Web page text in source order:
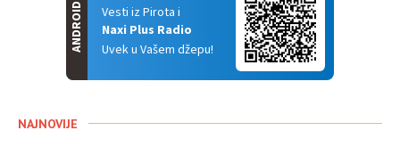
Vesti iz Pirota i
Naxi Plus Radio
Uvek u Vašem džepu!
ANDROID
NAJNOVIJE